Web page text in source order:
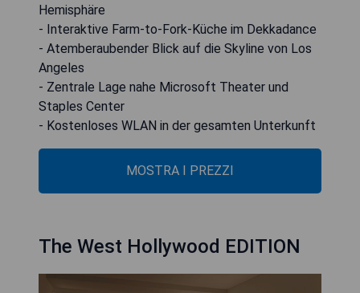
Hemisphäre
- Interaktive Farm-to-Fork-Küche im Dekkadance
- Atemberaubender Blick auf die Skyline von Los
Angeles
- Zentrale Lage nahe Microsoft Theater und
Staples Center
- Kostenloses WLAN in der gesamten Unterkunft
MOSTRA I PREZZI
The West Hollywood EDITION